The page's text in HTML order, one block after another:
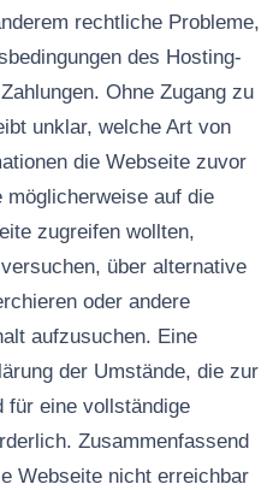
rechtliche Probleme,
des Hosting-
Ohne Zugang zu
unklar, welche Art von
die Webseite zuvor
auf die
zugreifen wollten,
über alternative
oder andere
aufzusuchen. Eine
der Umstände, die zur
für eine vollständige
Zusammenfassend
Webseite nicht erreichbar